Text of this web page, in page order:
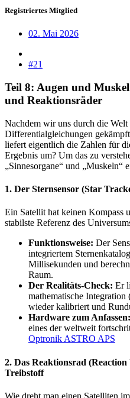
Registriertes Mitglied
02. Mai 2026
#21
Teil 8: Augen und
und Reaktionsräder​
Nachdem wir uns durch die Welt
Differentialgleichungen
liefert eigentlich die Zahlen für
Ergebnis um? Um das zu
„Sinnesorgane“ und „Muskeln“
1. Der Sternsensor (Star
Ein Satellit hat keinen Kompass
stabilste Referenz des
Funktionsweise: Der
integriertem
Millisekunden und
Raum.
Der Realitäts-Check: Er
mathematische Integration
wieder kalibriert und
Hardware zum Anfassen:
eines der weltweit
Optronik ASTRO APS
2. Das Reaktionsrad
Treibstoff​
Wie dreht man einen Satelliten